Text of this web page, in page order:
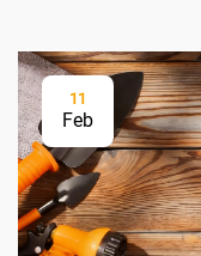
11
Feb